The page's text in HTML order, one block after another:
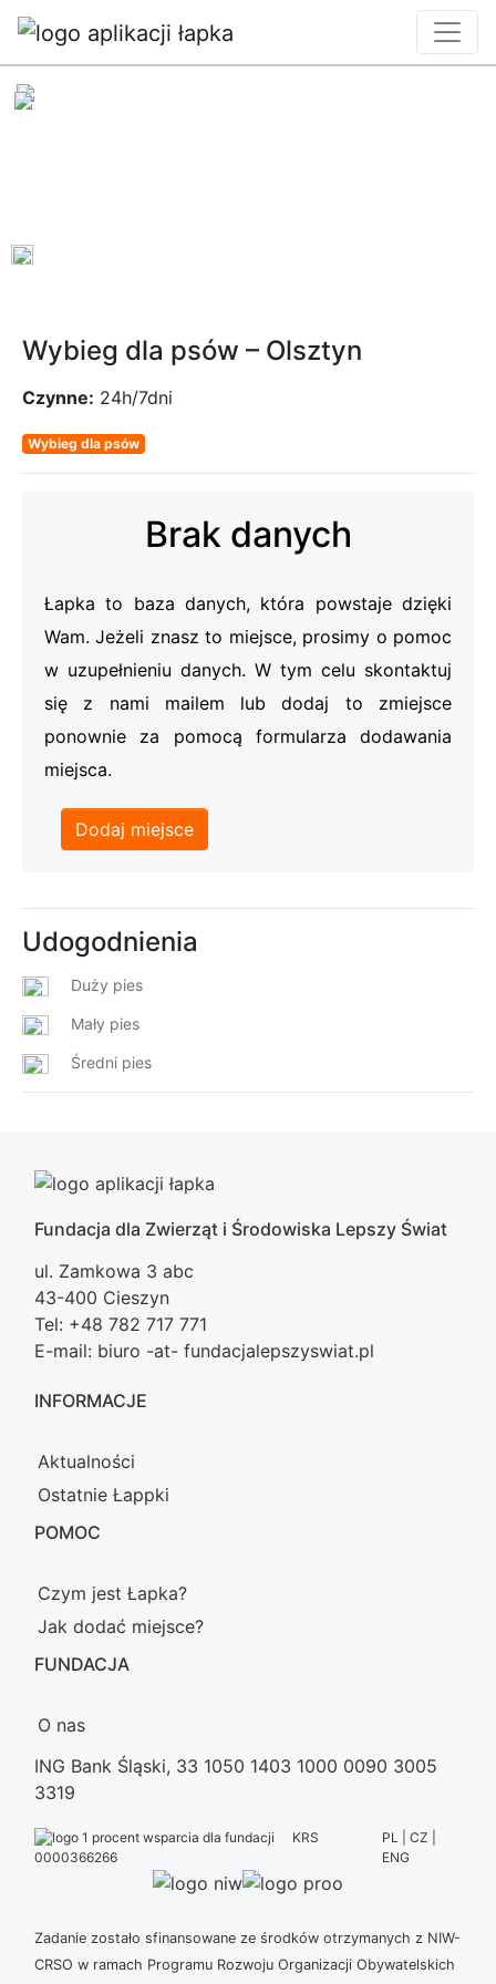
Wybieg dla psów – Olsztyn
Czynne: 24h/7dni
Wybieg dla psów
Brak danych
Łapka to baza danych, która powstaje dzięki
Wam. Jeżeli znasz to miejsce, prosimy o pomoc
w uzupełnieniu danych. W tym celu skontaktuj
się z nami mailem lub dodaj to zmiejsce
ponownie za pomocą formularza dodawania
miejsca.
Dodaj miejsce
Udogodnienia
Duży pies
Mały pies
Średni pies
Fundacja dla Zwierząt i Środowiska Lepszy Świat
ul. Zamkowa 3 abc
43-400 Cieszyn
Tel: +48 782 717 771
E-mail: biuro -at- fundacjalepszyswiat.pl
INFORMACJE
Aktualności
Ostatnie Łappki
POMOC
Czym jest Łapka?
Jak dodać miejsce?
FUNDACJA
O nas
ING Bank Śląski, 33 1050 1403 1000 0090 3005
3319
KRS
0000366266
PL | CZ |
ENG
Zadanie zostało sfinansowane ze środków otrzymanych z NIW-
CRSO w ramach Programu Rozwoju Organizacji Obywatelskich